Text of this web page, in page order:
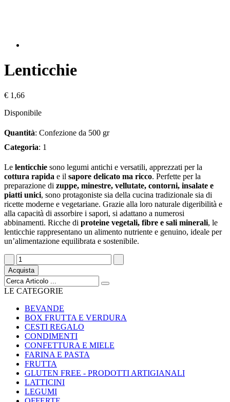
Lenticchie
€ 1,66
Disponibile
Quantità: Confezione da 500 gr
Categoria: 1
Le lenticchie sono legumi antichi e versatili, apprezzati per la
cottura rapida e il sapore delicato ma ricco. Perfette per la
preparazione di zuppe, minestre, vellutate, contorni, insalate e
piatti unici, sono protagoniste sia della cucina tradizionale sia di
ricette moderne e vegetariane. Grazie alla loro naturale digeribilità e
alla capacità di assorbire i sapori, si adattano a numerosi
abbinamenti. Ricche di proteine vegetali, fibre e sali minerali, le
lenticchie rappresentano un alimento nutriente e genuino, ideale per
un’alimentazione equilibrata e sostenibile.
Acquista
LE CATEGORIE
BEVANDE
BOX FRUTTA E VERDURA
CESTI REGALO
CONDIMENTI
CONFETTURA E MIELE
FARINA E PASTA
FRUTTA
GLUTEN FREE - PRODOTTI ARTIGIANALI
LATTICINI
LEGUMI